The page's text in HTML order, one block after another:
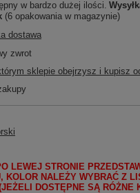
w bardzo dużej ilości
(6 opakowania w magazynie)
dostawa
zwrot
sklepie obejrzysz i kupisz
LEWEJ STRONIE
KOLOR NALEŻY WYBRAĆ Z
DOSTĘPNE SĄ RÓŻNE